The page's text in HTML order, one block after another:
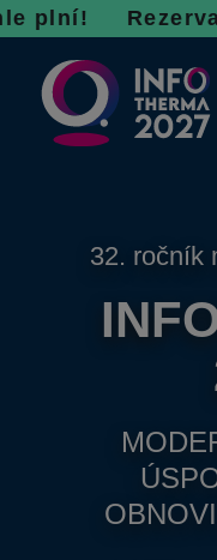
R ezervace na
32. ročník